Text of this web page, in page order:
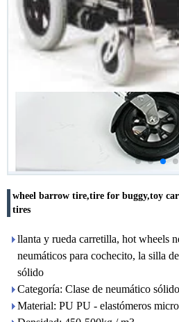
wheel barrow tire,tire for buggy,toy
tires
llanta y rueda carretilla, hot wheels
neumáticos para cochecito, la silla
sólido
Categoría: Clase de neumático
Material: PU PU - elastómeros